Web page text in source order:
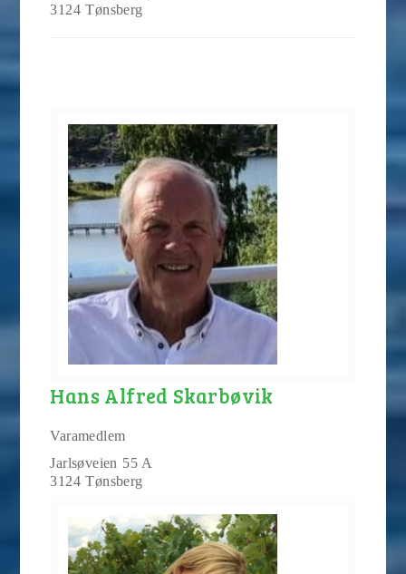
3124 Tønsberg
Hans Alfred Skarbøvik
Varamedlem
Jarlsøveien 55 A
3124 Tønsberg